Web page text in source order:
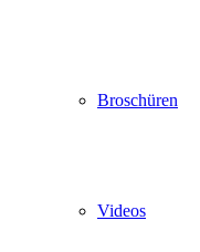
Broschüren
Videos